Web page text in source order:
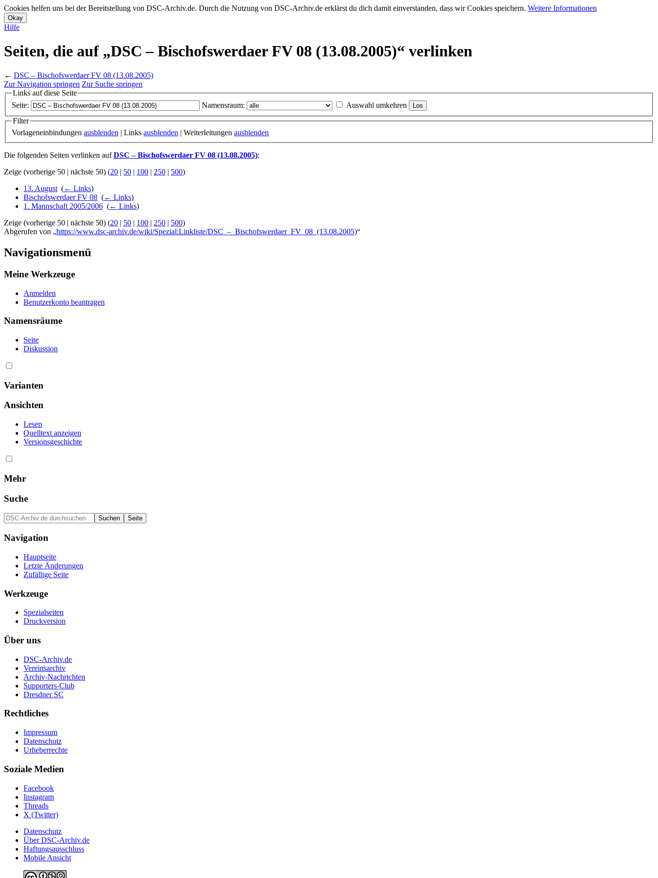
Cookies helfen uns bei der Bereitstellung von DSC-Archiv.de. Durch die Nutzung von DSC-Archiv.de erklärst du dich damit einverstanden, dass wir Cookies speichern. Weitere Informationen
Hilfe
Seiten, die auf „DSC – Bischofswerdaer FV 08 (13.08.2005)“ verlinken
← DSC – Bischofswerdaer FV 08 (13.08.2005)
Zur Navigation springen Zur Suche springen
Links auf diese Seite
Seite:
Namensraum:
Auswahl umkehren
Filter
Vorlageneinbindungen ausblenden | Links ausblenden | Weiterleitungen ausblenden
Die folgenden Seiten verlinken aufDSC – Bischofswerdaer FV 08 (13.08.2005):
Zeige (vorherige 50 | nächste 50) (20 | 50 | 100 | 250 | 500)
13. August (← Links)
Bischofswerdaer FV 08 (← Links)
1. Mannschaft 2005/2006 (← Links)
Zeige (vorherige 50 | nächste 50) (20 | 50 | 100 | 250 | 500)
Abgerufen von „https://www.dsc-archiv.de/wiki/Spezial:Linkliste/DSC_–_Bischofswerdaer_FV_08_(13.08.2005)“
Navigationsmenü
Meine Werkzeuge
Anmelden
Benutzerkonto beantragen
Namensräume
Seite
Diskussion
Varianten
Ansichten
Lesen
Quelltext anzeigen
Versionsgeschichte
Mehr
Suche
Navigation
Hauptseite
Letzte Änderungen
Zufällige Seite
Werkzeuge
Spezialseiten
Druckversion
Über uns
DSC-Archiv.de
Vereinsarchiv
Archiv-Nachrichten
Supporters-Club
Dresdner SC
Rechtliches
Impressum
Datenschutz
Urheberrechte
Soziale Medien
Facebook
Instagram
Threads
X (Twitter)
Datenschutz
Über DSC-Archiv.de
Haftungsausschluss
Mobile Ansicht